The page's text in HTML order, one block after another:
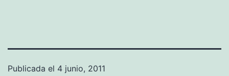
Publicada el 4 junio, 2011